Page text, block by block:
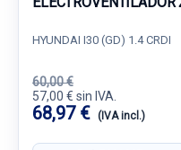
HYUNDAI I30 (GD) 1.4 CRDI
60,00 €
57,00 € sin IVA.
68,97 € (IVA incl.)